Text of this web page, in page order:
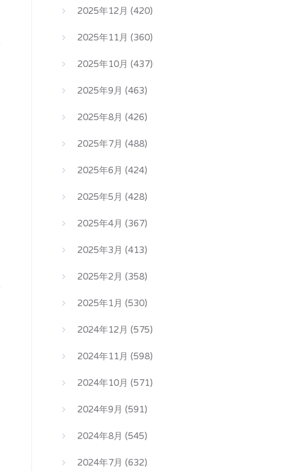
2025年12月 (420)
2025年11月 (360)
2025年10月 (437)
2025年9月 (463)
2025年8月 (426)
2025年7月 (488)
2025年6月 (424)
2025年5月 (428)
2025年4月 (367)
2025年3月 (413)
2025年2月 (358)
2025年1月 (530)
2024年12月 (575)
2024年11月 (598)
2024年10月 (571)
2024年9月 (591)
2024年8月 (545)
2024年7月 (632)